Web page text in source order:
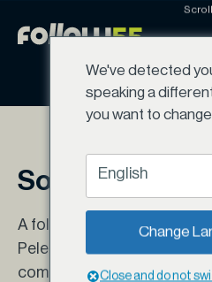
para
Scroll
Sobre o Projeto
A follow55 participou do
Pele, um aplicativo criado
com o estudio Bolha. O
We've detected
speaking a
you want to
English
Change
Close and do not